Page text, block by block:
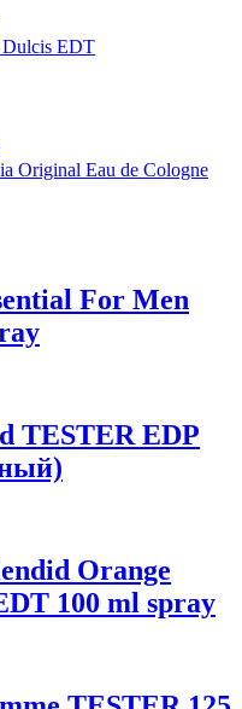
For Men
TESTER EDP
Orange
100 ml spray